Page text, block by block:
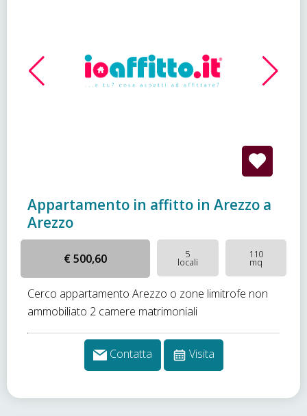
Appartamento in affitto in Arezzo a
Arezzo
€ 500,60 5
locali
110
mq
Cerco appartamento Arezzo o zone limitrofe non
ammobiliato 2 camere matrimoniali
Contatta Visita